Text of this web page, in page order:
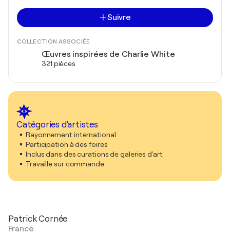
Suivre
COLLECTION ASSOCIÉE
Œuvres inspirées de Charlie White
321 pièces
Catégories d'artistes
Rayonnement international
Participation à des foires
Inclus dans des curations de galeries d'art
Travaille sur commande
Patrick Cornée
France